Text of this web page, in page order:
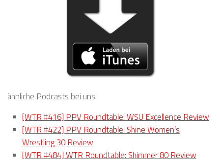
ähnliche Podcasts bei uns:
[WTR #416] PPV Roundtable: WSU Excellence Review
[WTR #422] PPV Roundtable: Shine Women’s
Wrestling 30 Review
[WTR #484] WTR Roundtable: Shimmer 80 Review